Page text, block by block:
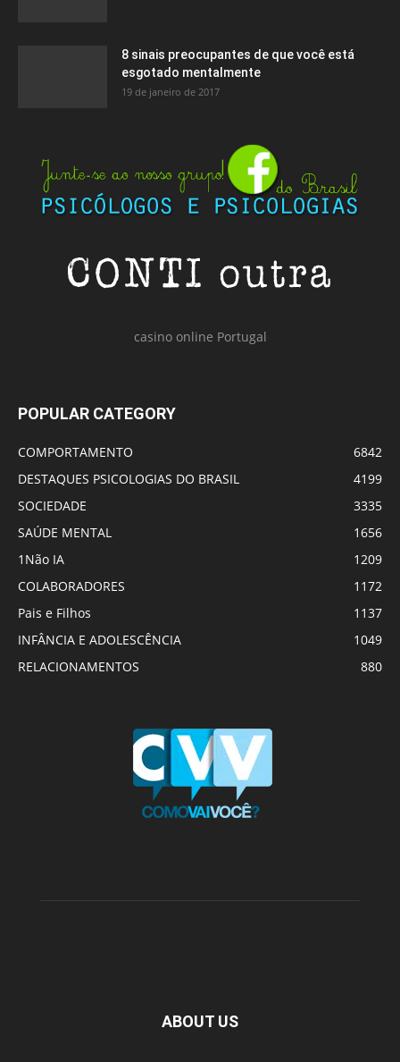
8 sinais preocupantes de que você está
esgotado mentalmente
19 de janeiro de 2017
casino online Portugal
POPULAR CATEGORY
COMPORTAMENTO
6842
DESTAQUES PSICOLOGIAS DO BRASIL
4199
SOCIEDADE
3335
SAÚDE MENTAL
1656
1Não IA
1209
COLABORADORES
1172
Pais e Filhos
1137
INFÂNCIA E ADOLESCÊNCIA
1049
RELACIONAMENTOS
880
ABOUT US